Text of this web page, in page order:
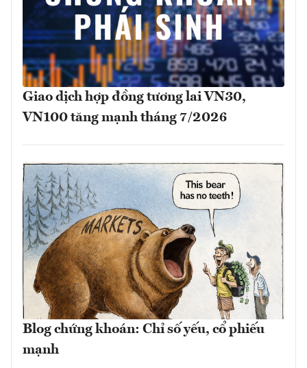
Giao dịch hợp đồng tương lai VN30,
VN100 tăng mạnh tháng 7/2026
Blog chứng khoán: Chỉ số yếu, cổ phiếu
mạnh